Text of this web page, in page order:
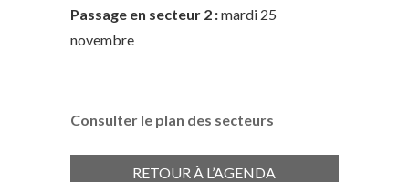
Passage en secteur 2 :mardi 25
novembre
Consulter le plan des secteurs
RETOUR À L’AGENDA